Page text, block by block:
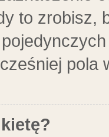
to zrobisz,
pola